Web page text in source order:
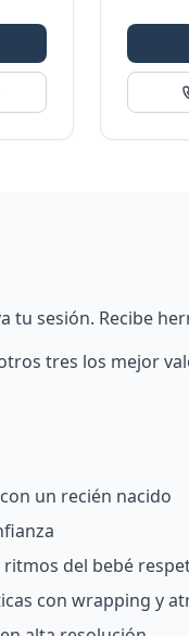
sesión. Recibe
tres los mejor
un recién nacido
del bebé
con wrapping y